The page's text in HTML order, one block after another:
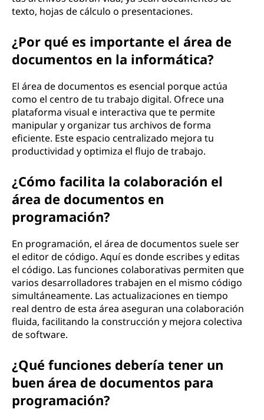
texto, hojas de cálculo o presentaciones.
¿Por qué es importante el área de
documentos en la informática?
El área de documentos es esencial porque actúa
como el centro de tu trabajo digital. Ofrece una
plataforma visual e interactiva que te permite
manipular y organizar tus archivos de forma
eficiente. Este espacio centralizado mejora tu
productividad y optimiza el flujo de trabajo.
¿Cómo facilita la colaboración el
área de documentos en
programación?
En programación, el área de documentos suele ser
el editor de código. Aquí es donde escribes y editas
el código. Las funciones colaborativas permiten que
varios desarrolladores trabajen en el mismo código
simultáneamente. Las actualizaciones en tiempo
real dentro de esta área aseguran una colaboración
fluida, facilitando la construcción y mejora colectiva
de software.
¿Qué funciones debería tener un
buen área de documentos para
programación?